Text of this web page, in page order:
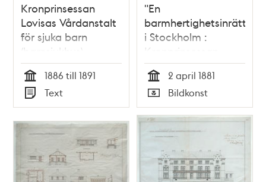
Kronprinsessan
Lovisas Vårdanstalt
för sjuka barn
(barnsjukhus) –
föreningen ber om
tomt till nytt sjukhus
1886
Tid
1886 till 1891
Typ
Text
"En
i Stockholm :
Kronprinsessan
Lovisas Vårdanstalt
för sjuka barn" -
tryckt illustration
1881
Tid
2 april 1881
Typ
Bildkonst